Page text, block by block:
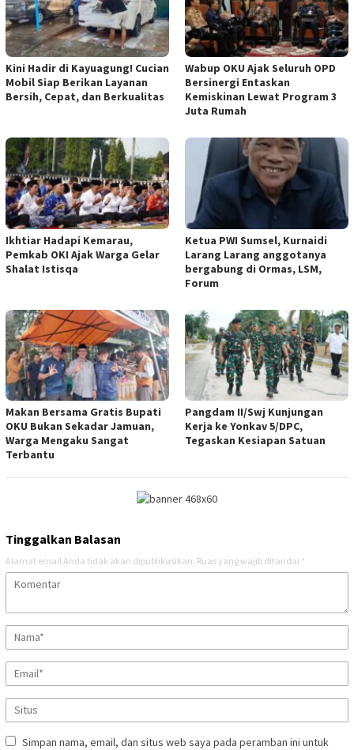
Kini Hadir di Kayuagung! Cucian
Mobil Siap Berikan Layanan
Bersih, Cepat, dan Berkualitas
Wabup OKU Ajak Seluruh OPD
Bersinergi Entaskan
Kemiskinan Lewat Program 3
Juta Rumah
Ikhtiar Hadapi Kemarau,
Pemkab OKI Ajak Warga Gelar
Shalat Istisqa
Ketua PWI Sumsel, Kurnaidi
Larang Larang anggotanya
bergabung di Ormas, LSM,
Forum
Makan Bersama Gratis Bupati
OKU Bukan Sekadar Jamuan,
Warga Mengaku Sangat
Terbantu
Pangdam II/Swj Kunjungan
Kerja ke Yonkav 5/DPC,
Tegaskan Kesiapan Satuan
Tinggalkan Balasan
Alamat email Anda tidak akan dipublikasikan. Ruas yang wajib ditandai *
Simpan nama, email, dan situs web saya pada peramban ini untuk